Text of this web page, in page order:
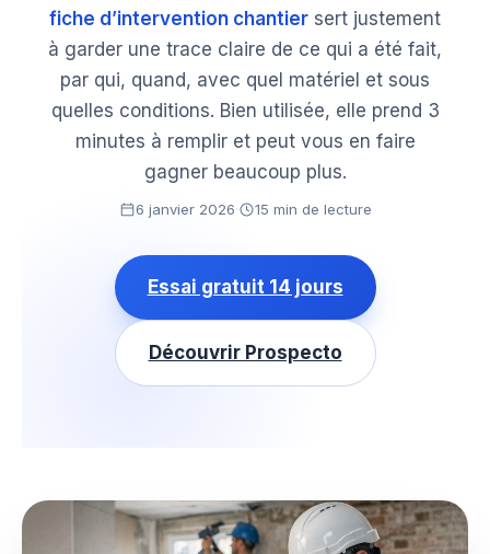
fiche d’intervention chantier sert justement
à garder une trace claire de ce qui a été fait,
par qui, quand, avec quel matériel et sous
quelles conditions. Bien utilisée, elle prend 3
minutes à remplir et peut vous en faire
gagner beaucoup plus.
6 janvier 2026· 15 min de lecture
Essai gratuit 14 jours
Découvrir Prospecto